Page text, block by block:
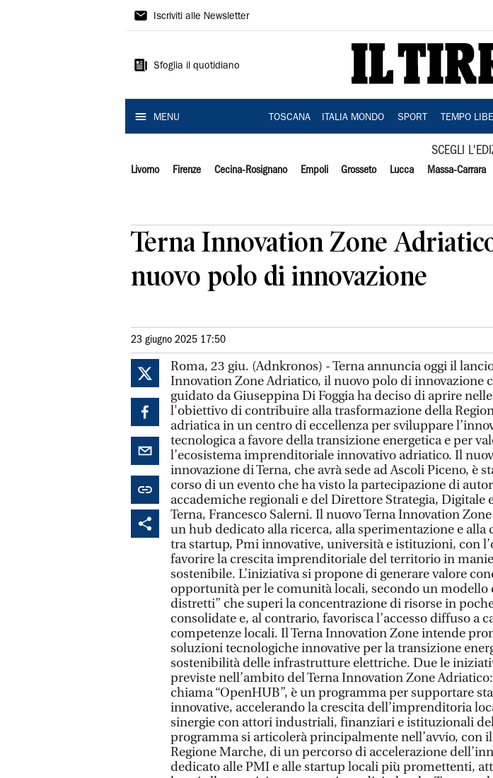
Il
Iscriviti alle Newsletter
Sfoglia il quotidiano
MENU TOSCANA ITALIA MONDO SPORT TEMPO
SCEGLI
Livorno Firenze Cecina-Rosignano Empoli Grosseto Lucca Massa-Carrara
Terna Innovation Zone
nuovo polo di innovazione
23 giugno 2025 17:50
Roma, 23 giu. (Adnkronos) - Terna annuncia oggi il
Innovation Zone Adriatico, il nuovo polo di innovazione
guidato da Giuseppina Di Foggia ha deciso di aprire
l'obiettivo di contribuire alla trasformazione della
adriatica in un centro di eccellenza per sviluppare
tecnologica a favore della transizione energetica e per
l’ecosistema imprenditoriale innovativo adriatico. Il
innovazione di Terna, che avrà sede ad Ascoli Piceno, è
corso di un evento che ha visto la partecipazione di
accademiche regionali e del Direttore Strategia, Digitale
Terna, Francesco Salerni. Il nuovo Terna Innovation
un hub dedicato alla ricerca, alla sperimentazione e alla
tra startup, Pmi innovative, università e istituzioni, con
favorire la crescita imprenditoriale del territorio in
sostenibile. L’iniziativa si propone di generare valore
opportunità per le comunità locali, secondo un modello
distretti” che superi la concentrazione di risorse in
consolidate e, al contrario, favorisca l’accesso diffuso a
competenze locali. Il Terna Innovation Zone intende
soluzioni tecnologiche innovative per la transizione
sostenibilità delle infrastrutture elettriche. Due le
previste nell’ambito del Terna Innovation Zone
chiama “OpenHUB”, è un programma per supportare
innovative, accelerando la crescita dell’imprenditoria
sinergie con attori industriali, finanziari e istituzionali
programma si articolerà principalmente nell’avvio, con
Regione Marche, di un percorso di accelerazione
dedicato alle PMI e alle startup locali più promettenti,